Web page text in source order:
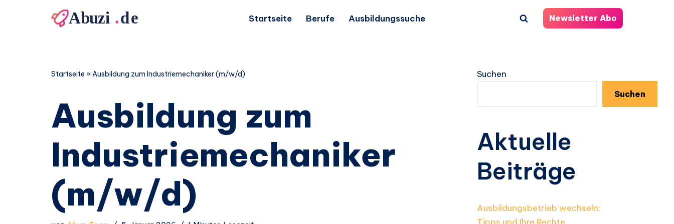
Startseite Berufe Ausbildungssuche Newsletter Abo
Startseite »Ausbildung zum Industriemechaniker (m/w/d)
Ausbildung zum
Industriemechaniker
(m/w/d)
Suchen
Suchen
Aktuelle
Beiträge
Ausbildungsbetrieb wechseln: